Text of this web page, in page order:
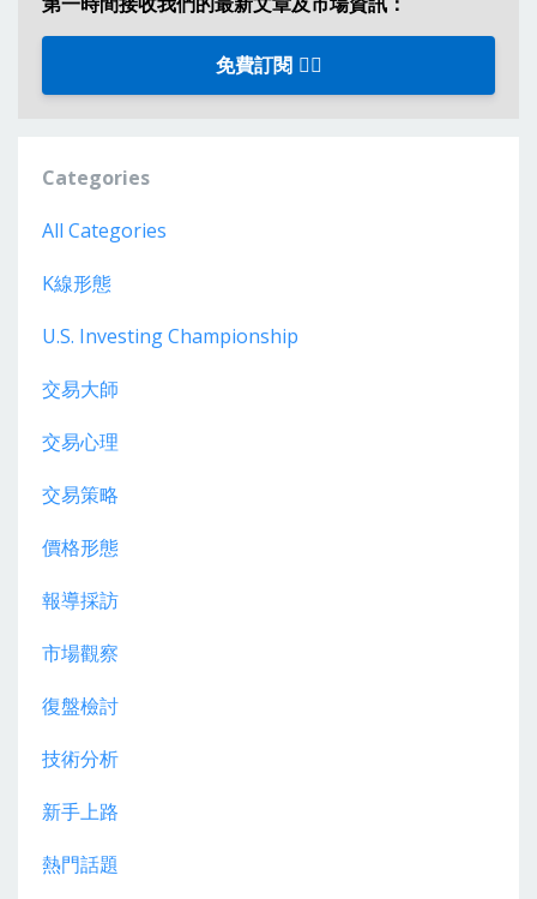
免費訂閱 👈🏼
Categories
All Categories
K線形態
U.s. Investing Championship
交易大師
交易心理
交易策略
價格形態
報導採訪
市場觀察
復盤檢討
技術分析
新手上路
熱門話題